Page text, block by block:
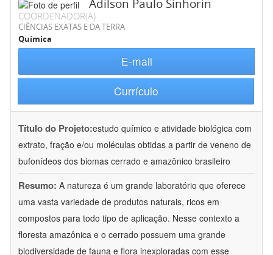
Adilson Paulo Sinhorin
COORDENADOR(A)
CIÊNCIAS EXATAS E DA TERRA
Química
E-mail
Currículo
Título do Projeto:estudo químico e atividade biológica com
extrato, fração e/ou moléculas obtidas a partir de veneno de
bufonídeos dos biomas cerrado e amazônico brasileiro
Resumo: A natureza é um grande laboratório que oferece
uma vasta variedade de produtos naturais, ricos em
compostos para todo tipo de aplicação. Nesse contexto a
floresta amazônica e o cerrado possuem uma grande
biodiversidade de fauna e flora inexploradas com esse